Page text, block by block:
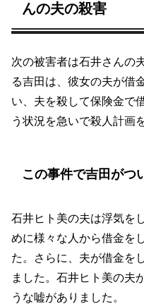
んの夫の殺害
次の被害者は石井さんの
る吉田は、彼女の夫が借
い、夫を殺して保険金で
う状況を急いで殺人計画
この事件で吉田がつ
石井ヒト美の夫は浮気を
めに様々な人から借金を
た。さらに、夫が借金を
ました。石井ヒト美の夫
うな嘘がありました。